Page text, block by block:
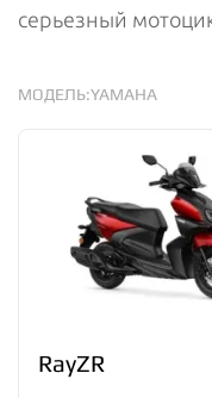
серьезный
МОДЕЛЬ:YAMAHA
RayZR